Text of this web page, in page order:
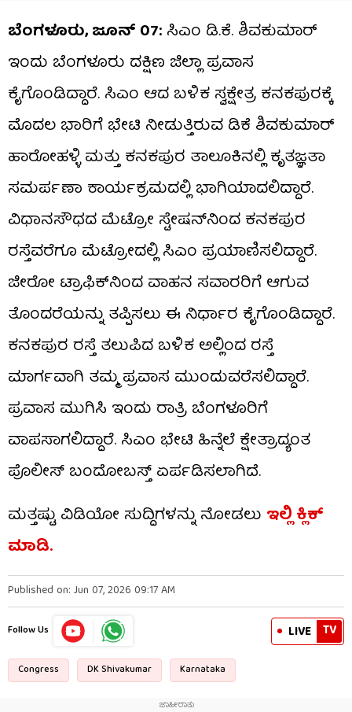
ಬೆಂಗಳೂರು, ಜೂನ್​​ 07: ಸಿಎಂ ಡಿ.ಕೆ. ಶಿವಕುಮಾರ್​
ಇಂದು ಬೆಂಗಳೂರು ದಕ್ಷಿಣ ಜಿಲ್ಲಾ ಪ್ರವಾಸ
ಕೈಗೊಂಡಿದ್ದಾರೆ. ಸಿಎಂ ಆದ ಬಳಿಕ ಸ್ವಕ್ಷೇತ್ರ ಕನಕಪುರಕ್ಕೆ
ಮೊದಲ ಭಾರಿಗೆ ಭೇಟಿ ನೀಡುತ್ತಿರುವ ಡಿಕೆ ಶಿವಕುಮಾರ್​
ಹಾರೋಹಳ್ಳಿ ಮತ್ತು ಕನಕಪುರ ತಾಲೂಕಿನಲ್ಲಿ ಕೃತಜ್ಞತಾ
ಸಮರ್ಪಣಾ ಕಾರ್ಯಕ್ರಮದಲ್ಲಿ ಭಾಗಿಯಾದಲಿದ್ದಾರೆ.
ವಿಧಾನಸೌಧದ ಮೆಟ್ರೋ ಸ್ಟೇಷನ್‌ನಿಂದ ಕನಕಪುರ
ರಸ್ತೆವರೆಗೂ ಮೆಟ್ರೋದಲ್ಲಿ ಸಿಎಂ ಪ್ರಯಾಣಿಸಲಿದ್ದಾರೆ.
ಜೀರೋ ಟ್ರಾಫಿಕ್​ನಿಂದ ವಾಹನ ಸವಾರರಿಗೆ ಆಗುವ
ತೊಂದರೆಯನ್ನು ತಪ್ಪಿಸಲು ಈ ನಿರ್ಧಾರ ಕೈಗೊಂಡಿದ್ದಾರೆ.
ಕನಕಪುರ ರಸ್ತೆ ತಲುಪಿದ ಬಳಿಕ ಅಲ್ಲಿಂದ ರಸ್ತೆ
ಮಾರ್ಗವಾಗಿ ತಮ್ಮ ಪ್ರವಾಸ ಮುಂದುವರೆಸಲಿದ್ದಾರೆ.
ಪ್ರವಾಸ ಮುಗಿಸಿ ಇಂದು ರಾತ್ರಿ ಬೆಂಗಳೂರಿಗೆ
ವಾಪಸಾಗಲಿದ್ದಾರೆ. ಸಿಎಂ ಭೇಟಿ ಹಿನ್ನೆಲೆ ಕ್ಷೇತ್ರಾದ್ಯಂತ
ಪೊಲೀಸ್ ಬಂದೋಬಸ್ತ್ ಏರ್ಪಡಿಸಲಾಗಿದೆ.
ಮತ್ತಷ್ಟು ವಿಡಿಯೋ ಸುದ್ದಿಗಳನ್ನು ನೋಡಲು ಇಲ್ಲಿ ಕ್ಲಿಕ್
ಮಾಡಿ.
Published on: Jun 07, 2026 09:17 AM
Follow Us LIVE TV
Congress DK Shivakumar Karnataka